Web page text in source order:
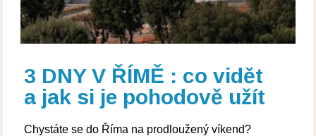
3 DNY V ŘÍMĚ : co vidět
a jak si je pohodově užít
Chystáte se do Říma na prodloužený víkend?